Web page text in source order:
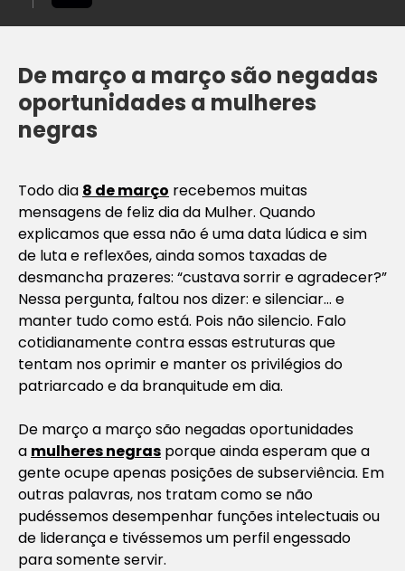
De março a março são negadas
oportunidades a mulheres
negras
Todo dia 8 de março recebemos muitas
mensagens de feliz dia da Mulher. Quando
explicamos que essa não é uma data lúdica e sim
de luta e reflexões, ainda somos taxadas de
desmancha prazeres: “custava sorrir e agradecer?”
Nessa pergunta, faltou nos dizer: e silenciar… e
manter tudo como está. Pois não silencio. Falo
cotidianamente contra essas estruturas que
tentam nos oprimir e manter os privilégios do
patriarcado e da branquitude em dia.
De março a março são negadas oportunidades
a mulheres negras porque ainda esperam que a
gente ocupe apenas posições de subserviência. Em
outras palavras, nos tratam como se não
pudéssemos desempenhar funções intelectuais ou
de liderança e tivéssemos um perfil engessado
para somente servir.